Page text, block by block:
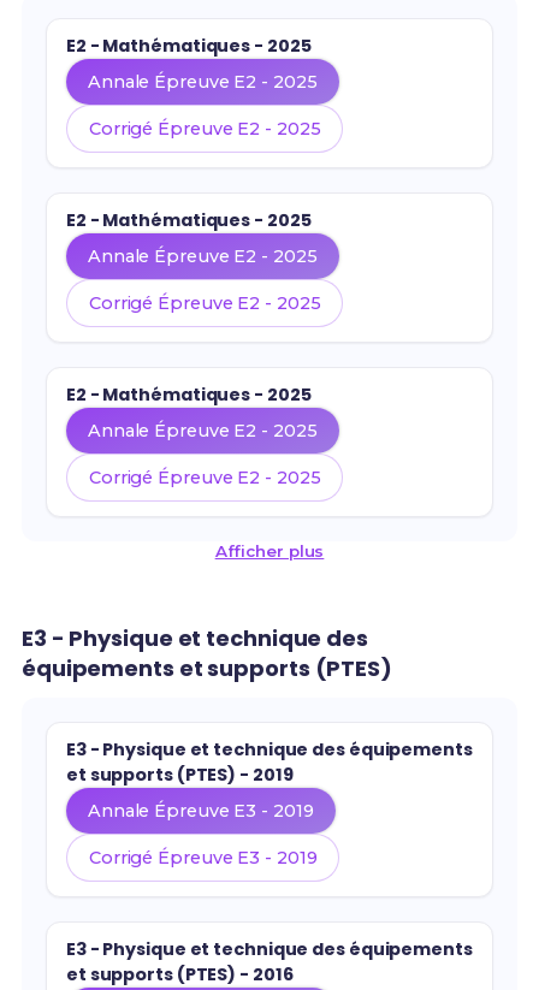
E2 - Mathématiques - 2025
Annale Épreuve E2 - 2025
Corrigé Épreuve E2 - 2025
E2 - Mathématiques - 2025
Annale Épreuve E2 - 2025
Corrigé Épreuve E2 - 2025
E2 - Mathématiques - 2025
Annale Épreuve E2 - 2025
Corrigé Épreuve E2 - 2025
Afficher plus
E3 - Physique et technique des
équipements et supports (PTES)
E3 - Physique et technique des équipements
et supports (PTES) - 2019
Annale Épreuve E3 - 2019
Corrigé Épreuve E3 - 2019
E3 - Physique et technique des équipements
et supports (PTES) - 2016